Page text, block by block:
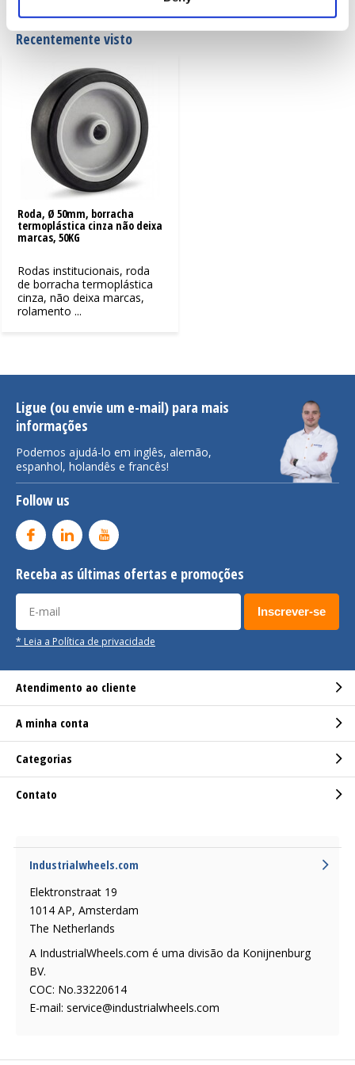
Recentemente visto
Roda, Ø 50mm, borracha
termoplástica cinza não deixa
marcas, 50KG
Rodas institucionais, roda
de borracha termoplástica
cinza, não deixa marcas,
rolamento ...
Ligue (ou envie um e-mail) para mais
informações
Podemos ajudá-lo em inglês, alemão,
espanhol, holandês e francês!
Follow us
Receba as últimas ofertas e promoções
Inscrever-se
* Leia a Política de privacidade
Atendimento ao cliente
A minha conta
Categorias
Contato
Industrialwheels.com
Elektronstraat 19
1014 AP, Amsterdam
The Netherlands
A IndustrialWheels.com é uma divisão da Konijnenburg
BV.
COC: No.33220614
E-mail: service@industrialwheels.com